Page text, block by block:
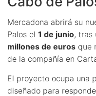
Mercadona abrirá su
Palos el 1 de junio, tras
millones de euros que
de la compañía en
El proyecto ocupa una
diseñado para